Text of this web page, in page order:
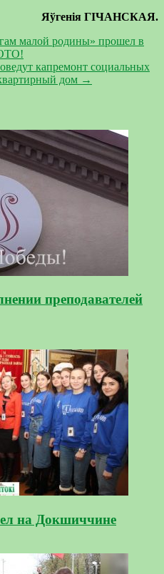
Яўгенія ГІЧАНСКАЯ.
малой родины» прошел в
капремонт социальных
дом →
преподавателей
на Докшиччине